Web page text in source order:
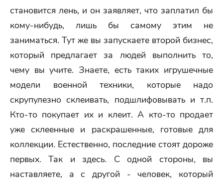
становится лень, и он заявляет, что заплатил бы
кому-нибудь, лишь бы самому этим не
заниматься. Тут же вы запускаете второй бизнес,
который предлагает за людей выполнить то,
чему вы учите. Знаете, есть таких игрушечные
модели военной техники, которые надо
скрупулезно склеивать, подшлифовывать и т.п.
Кто-то покупает их и клеит. А кто-то продает
уже склеенные и раскрашенные, готовые для
коллекции. Естественно, последние стоят дороже
первых. Так и здесь. С одной стороны, вы
наставляете, а с другой - человек, который